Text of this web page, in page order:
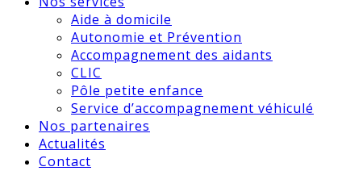
Aide à domicile
Autonomie et Prévention
Accompagnement des aidants
CLIC
Pôle petite enfance
Service d’accompagnement véhiculé
Nos partenaires
Actualités
Contact